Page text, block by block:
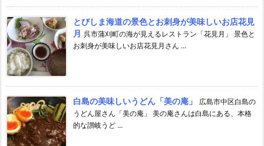
とびしま海道の景色とお刺身が美味しいお店花見
月 呉市蒲刈町の海が見えるレストラン「花見月」 景色と
お刺身が美味しいお店花見月さん ...
白島の美味しいうどん「美の庵」
広島市中区白島の
うどん屋さん「美の庵」 美の庵さんは白島にある、本格
的な讃岐うど ...